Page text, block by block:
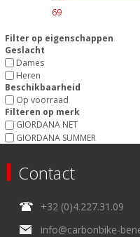
69
Filter op eigenschappen
Geslacht
Dames
Heren
Beschikbaarheid
Op voorraad
Filteren op merk
GIORDANA NET
GIORDANA SUMMER
Contact
+32 (0)4.227.31.09
info@carbonbike-